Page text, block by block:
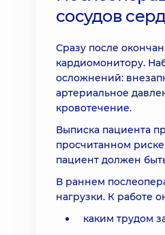
сосудов
Сразу после
кардиомонитору.
осложнений:
артериальное
кровотечение.
Выписка пациента
просчитанном
пациент должен
В раннем
нагрузки. К работе
каким трудом